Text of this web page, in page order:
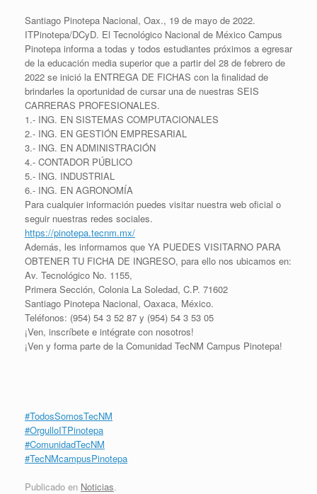
Santiago Pinotepa Nacional, Oax., 19 de mayo de 2022.
ITPinotepa/DCyD. El Tecnológico Nacional de México Campus
Pinotepa informa a todas y todos estudiantes próximos a egresar
de la educación media superior que a partir del 28 de febrero de
2022 se inició la ENTREGA DE FICHAS con la finalidad de
brindarles la oportunidad de cursar una de nuestras SEIS
CARRERAS PROFESIONALES.
1.- ING. EN SISTEMAS COMPUTACIONALES
2.- ING. EN GESTIÓN EMPRESARIAL
3.- ING. EN ADMINISTRACIÓN
4.- CONTADOR PÚBLICO
5.- ING. INDUSTRIAL
6.- ING. EN AGRONOMÍA
Para cualquier información puedes visitar nuestra web oficial o
seguir nuestras redes sociales.
https://pinotepa.tecnm.mx/
Además, les informamos que YA PUEDES VISITARNO PARA
OBTENER TU FICHA DE INGRESO, para ello nos ubicamos en:
Av. Tecnológico No. 1155,
Primera Sección, Colonia La Soledad, C.P. 71602
Santiago Pinotepa Nacional, Oaxaca, México.
Teléfonos: (954) 54 3 52 87 y (954) 54 3 53 05
¡Ven, inscríbete e intégrate con nosotros!
¡Ven y forma parte de la Comunidad TecNM Campus Pinotepa!
#TodosSomosTecNM
#OrgulloITPinotepa
#ComunidadTecNM
#TecNMcampusPinotepa
Publicado en Noticias.